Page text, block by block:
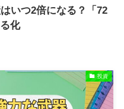
いつ2倍になる？「72
化
投資